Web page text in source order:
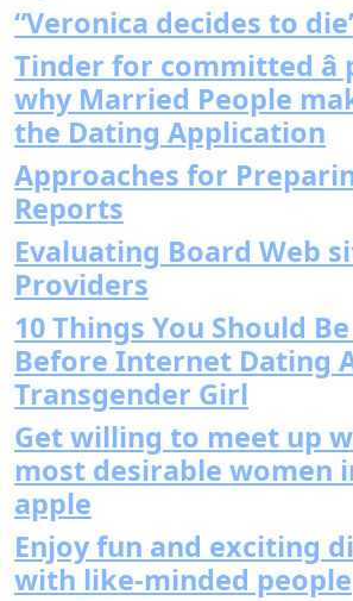
“Veronica decides to
Tinder for committed
why Married People
the Dating Application
Approaches for
Reports
Evaluating Board Web
Providers
10 Things You Should
Before Internet Dating
Transgender Girl
Get willing to meet up
most desirable women
apple
Enjoy fun and exciting
with like-minded people